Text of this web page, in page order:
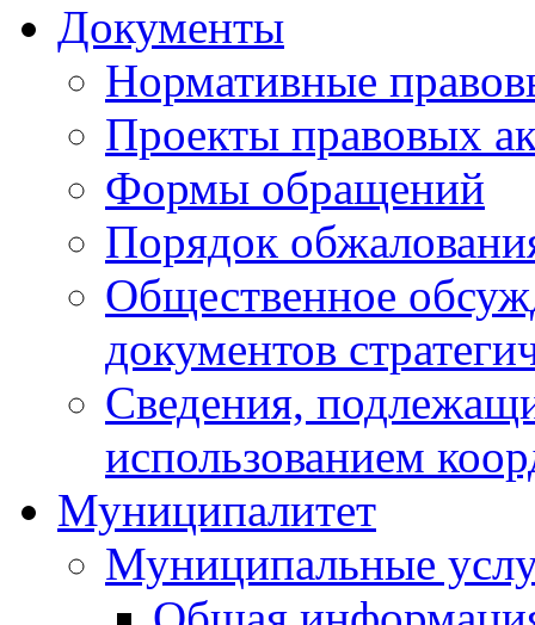
Документы
Нормативные
Проекты правовых
Формы обращений
Порядок
Общественное
документов
Сведения,
использованием
Муниципалитет
Муниципальные